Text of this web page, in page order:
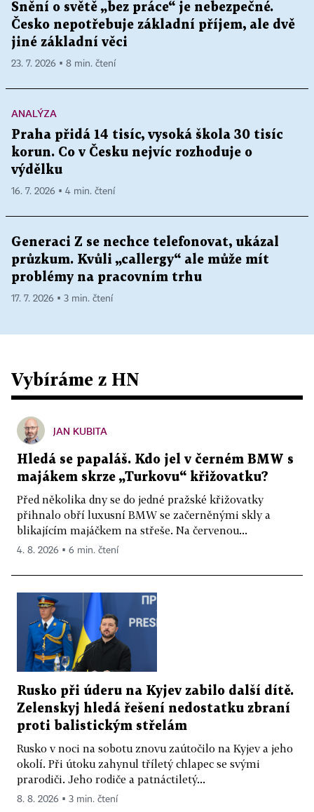
Snění o světě „bez práce“ je nebezpečné.
Česko nepotřebuje základní příjem, ale dvě
jiné základní věci
23. 7. 2026 ▪ 8 min. čtení
ANALÝZA
Praha přidá 14 tisíc, vysoká škola 30 tisíc
korun. Co v Česku nejvíc rozhoduje o
výdělku
16. 7. 2026 ▪ 4 min. čtení
Generaci Z se nechce telefonovat, ukázal
průzkum. Kvůli „callergy“ ale může mít
problémy na pracovním trhu
17. 7. 2026 ▪ 3 min. čtení
Vybíráme z HN
JAN KUBITA
Hledá se papaláš. Kdo jel v černém BMW s
majákem skrze „Turkovu“ křižovatku?
Před několika dny se do jedné pražské křižovatky
přihnalo obří luxusní BMW se začerněnými skly a
blikajícím majáčkem na střeše. Na červenou...
4. 8. 2026 ▪ 6 min. čtení
Rusko při úderu na Kyjev zabilo další dítě.
Zelenskyj hledá řešení nedostatku zbraní
proti balistickým střelám
Rusko v noci na sobotu znovu zaútočilo na Kyjev a jeho
okolí. Při útoku zahynul tříletý chlapec se svými
prarodiči. Jeho rodiče a patnáctiletý...
8. 8. 2026 ▪ 3 min. čtení